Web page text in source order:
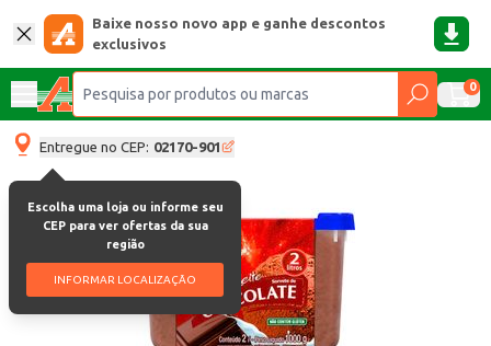
Baixe nosso novo app e ganhe descontos
exclusivos
0
Entregue no CEP: 02170-901
Escolha uma loja ou informe seu
CEP para ver ofertas da sua
região
INFORMAR LOCALIZAÇÃO